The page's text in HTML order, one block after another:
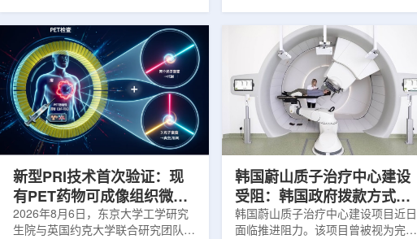
创)共同出资组建，中国同辐持股
90%，中核浙创持股10%。中核辐智
将承接中国同辐核医学发展中心业
务，锚定智慧核医疗赛道深耕布局。
公司以智慧核医学物联系统为核心载
体，打通核医疗全产业链条，构建智
慧核医学系统+核药+装备+服务协同
发展模式，推动业务从单一产品供给
完成自研7款放射性药物的临床转
化，用于多种肿瘤诊疗。报告会上，
林国贤教授基于其团队多年的前沿探
索，系统梳理了针对前列腺癌靶点
PSMA的核药相关研究进展：一是F-
18标记PSMA靶向PET显像剂的分子
设计与临床优势;二是通过理性优化
分子结构，大幅提高Lu-177标记治
新型PRI技术首次验证：现
有PET药物可成像组织微环
境
2026年8月6日，东京大学工学研究
生院与英国约克大学联合研究团队宣
韩国蔚山质子治疗中心建设
受阻：韩国政府拨款方式调
整影响项目推进
韩国蔚山质子治疗中心建设项目近日
面临推进阻力。该项目曾被视为完善